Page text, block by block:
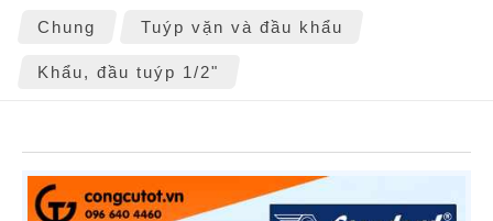
Chung Tuýp vặn và đầu khẩu
Khẩu, đầu tuýp 1/2"